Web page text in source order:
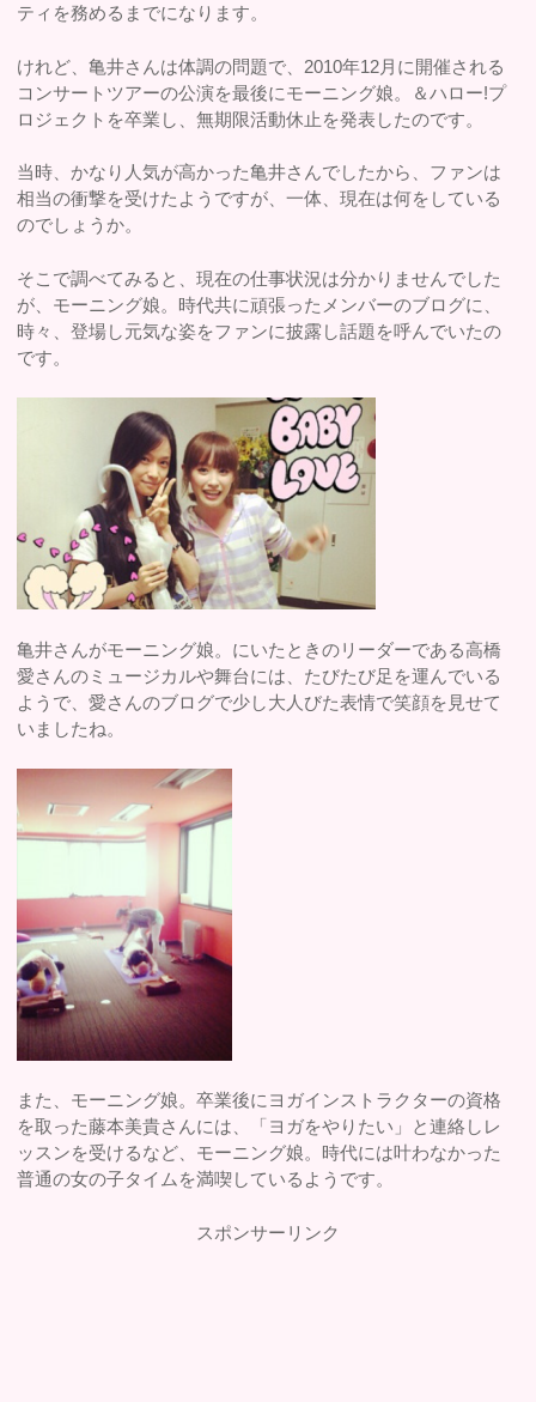
ティを務めるまでになります。
けれど、亀井さんは体調の問題で、2010年12月に開催される
コンサートツアーの公演を最後にモーニング娘。＆ハロー!プ
ロジェクトを卒業し、無期限活動休止を発表したのです。
当時、かなり人気が高かった亀井さんでしたから、ファンは
相当の衝撃を受けたようですが、一体、現在は何をしている
のでしょうか。
そこで調べてみると、現在の仕事状況は分かりませんでした
が、モーニング娘。時代共に頑張ったメンバーのブログに、
時々、登場し元気な姿をファンに披露し話題を呼んでいたの
です。
亀井さんがモーニング娘。にいたときのリーダーである高橋
愛さんのミュージカルや舞台には、たびたび足を運んでいる
ようで、愛さんのブログで少し大人びた表情で笑顔を見せて
いましたね。
また、モーニング娘。卒業後にヨガインストラクターの資格
を取った藤本美貴さんには、「ヨガをやりたい」と連絡しレ
ッスンを受けるなど、モーニング娘。時代には叶わなかった
普通の女の子タイムを満喫しているようです。
スポンサーリンク